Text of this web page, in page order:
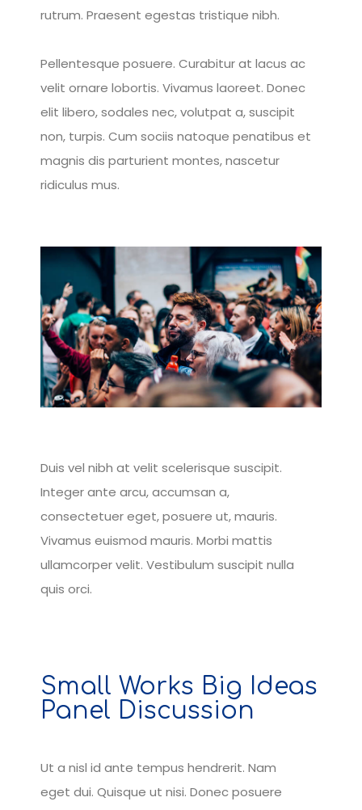
rutrum. Praesent egestas tristique nibh.
Pellentesque posuere. Curabitur at lacus ac
velit ornare lobortis. Vivamus laoreet. Donec
elit libero, sodales nec, volutpat a, suscipit
non, turpis. Cum sociis natoque penatibus et
magnis dis parturient montes, nascetur
ridiculus mus.
Duis vel nibh at velit scelerisque suscipit.
Integer ante arcu, accumsan a,
consectetuer eget, posuere ut, mauris.
Vivamus euismod mauris. Morbi mattis
ullamcorper velit. Vestibulum suscipit nulla
quis orci.
Small Works Big Ideas
Panel Discussion
Ut a nisl id ante tempus hendrerit. Nam
eget dui. Quisque ut nisi. Donec posuere